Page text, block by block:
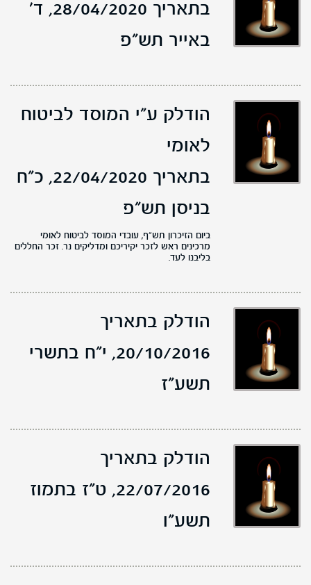
בתאריך 28/04/2020,
ד'
באייר תש"פ
הודלק ע"י המוסד לביטוח
לאומי
בתאריך 22/04/2020,
כ"ח
בניסן תש"פ
ביום הזיכרון תש"ף, עובדי המוסד לביטוח לאומי
מרכינים ראש לזכר יקיריכם ומדליקים נר. זכר החללים
בליבנו לעד.
הודלק בתאריך
20/10/2016,
י"ח בתשרי
תשע"ז
הודלק בתאריך
22/07/2016,
ט"ז בתמוז
תשע"ו